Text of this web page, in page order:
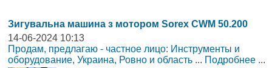
Зигувальна машина з мотором Sorex CWM 50.200
14-06-2024 10:13
Продам, предлагаю - частное лицо: Инструменты и
оборудование, Украина, Ровно и область ... Подробнее ...